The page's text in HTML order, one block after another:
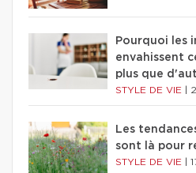
Pourquoi les
envahissent
plus que
STYLE DE VIE
Les
sont là pour
STYLE DE VIE